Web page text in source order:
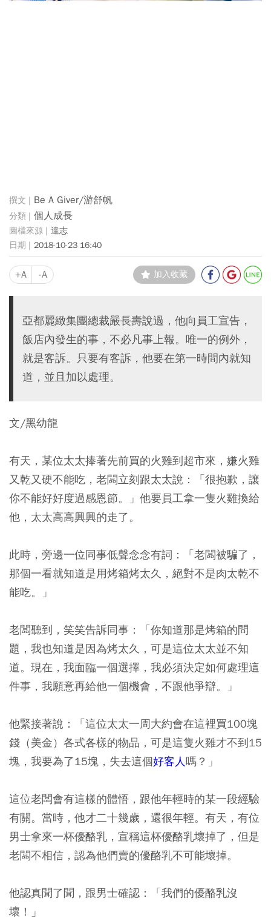
Be A Giver/游舒帆
個人成長
達志
2018-10-23 16:40
+A -A 加入收藏
亞都麗緻集團總裁嚴長壽說過，他向員工宣告，
飯店內發生的事，不必凡事上報。唯一的例外，
就是客訴。只要有客訴，他要在第一時間內就知
道，並且加以處理。
文/黑幼龍
有天，某位太太捧著先前買的火雞到超市來，嫌火雞
又乾又硬不能吃，老闆立刻跟太太說：「很抱歉，讓
你不能好好度過感恩節。」他要員工拿一隻火雞換給
他，太太高高興興的走了。
此時，旁邊一位同事低聲念念有詞：「老闆被騙了，
那個一看就知道是用烤箱烤太久，絕對不是肉太乾不
能吃。」
老闆聽到，笑笑告訴同事：「你知道那是烤箱的問
題，我也知道是因為烤太久，可是這位太太並不知
道。現在，我面臨一個選擇，我必須決定如何處理這
件事，我願意再給他一個機會，不跟他爭辯。」
他緊接著說：「這位太太一周大約會在這裡買100塊
錢（美金）各式各樣的物品，可是這隻火雞才不到15
塊，我要為了15塊，失去這個好客人嗎？」
這位老闆會有這樣的體悟，跟他年輕時的某一段經驗
有關。當時，他才二十幾歲，還很年輕。有天，有位
男士拿來一杯優酪乳，宣稱這杯優酪乳壞掉了，但是
老闆不相信，認為他們賣的優酪乳不可能壞掉。
他認真聞了聞，跟男士確認：「我們的優酪乳沒
壞！」